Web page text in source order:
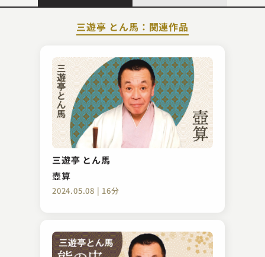
三遊亭 とん馬：関連作品
三遊亭 とん馬
壺算
2024.05.08 | 16分
金原亭 馬の助
九年母 ～百面相～
2023.08.24 | 11分